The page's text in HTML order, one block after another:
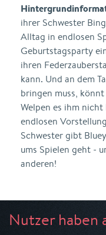
ihrer Schwester
Alltag in endlosen
Geburtstagsparty
ihren
kann. Und an dem
bringen muss,
Welpen es ihm
endlosen
Schwester gibt
ums Spielen geht -
anderen!
Nutzer haben